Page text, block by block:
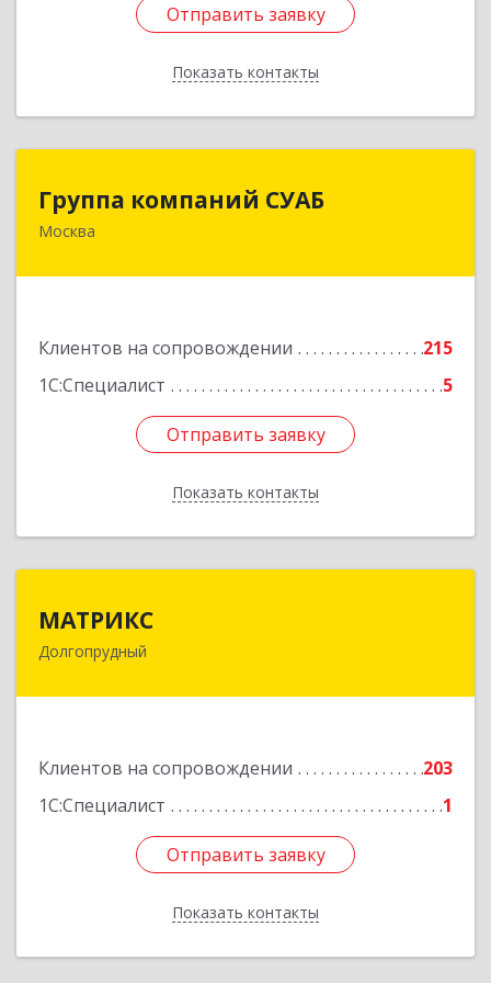
Отправить заявку
Показать контакты
Отправить заявку
Назад
Группа компаний СУАБ
Москва
Клиентов на сопровождении
215
1С:Специалист
5
Отправить заявку
Показать контакты
Группа компаний СУАБ
105082, Москва г, Почтовая Б. ул, дом 36, стр.9,
Отправить заявку
Назад
МАТРИКС
Долгопрудный
Клиентов на сопровождении
203
1С:Специалист
1
Отправить заявку
Показать контакты
141707, Московская обл, Долгопрудный г,
Отправить заявку
Назад